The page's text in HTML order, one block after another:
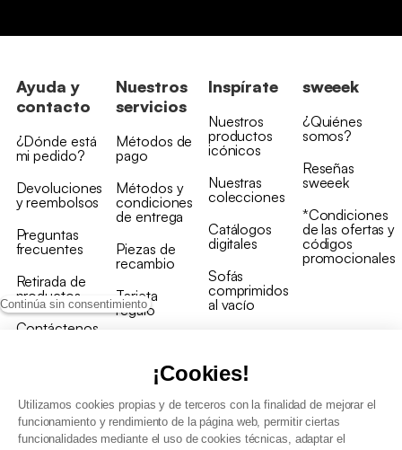
Continúa sin consentimiento
¡Cookies!
Utilizamos cookies propias y de terceros con la finalidad de mejorar el
funcionamiento y rendimiento de la página web, permitir ciertas
funcionalidades mediante el uso de cookies técnicas, adaptar el
Ayuda y
contacto
¿Dónde está
mi pedido?
Devoluciones
y reembolsos
Preguntas
frecuentes
Retirada de
productos
Contáctenos
Nuestros
servicios
Métodos de
pago
Métodos y
condiciones
de entrega
Piezas de
recambio
Tarjeta
regalo
Inspírate
Nuestros
productos
icónicos
Nuestras
colecciones
Catálogos
digitales
Sofás
comprimidos
al vacío
sweeek
¿Quiénes
somos?
Reseñas
sweeek
*Condiciones
de las ofertas y
códigos
promocionales